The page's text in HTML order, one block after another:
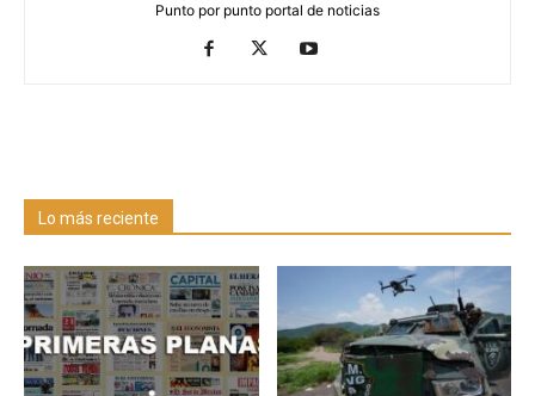
Punto por punto portal de noticias
Lo más reciente